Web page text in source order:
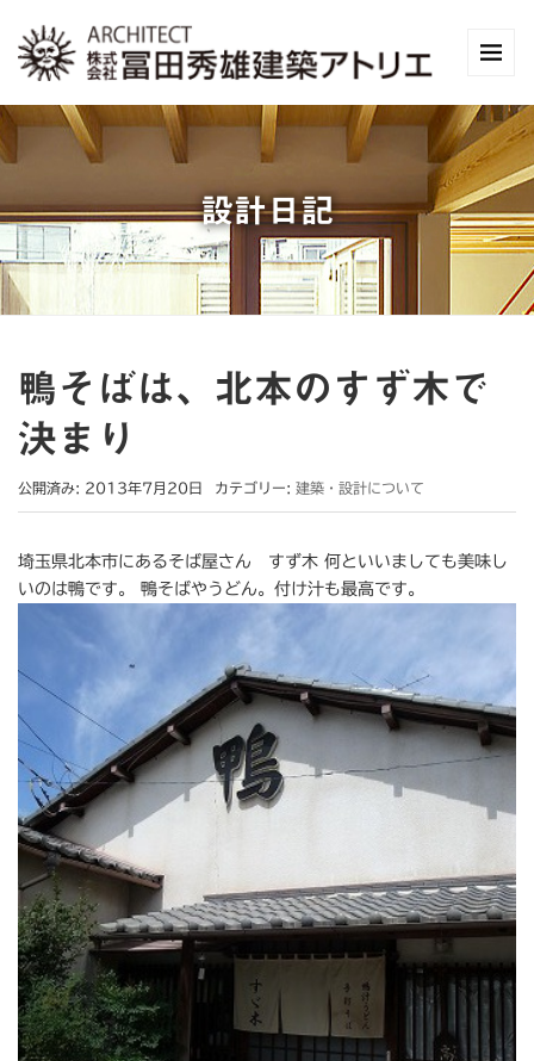
設計日記
鴨そばは、北本のすず木で
決まり
公開済み: 2013年7月20日 カテゴリー: 建築・設計について
埼玉県北本市にあるそば屋さん すず木 何といいましても美味し
いのは鴨です。 鴨そばやうどん。付け汁も最高です。